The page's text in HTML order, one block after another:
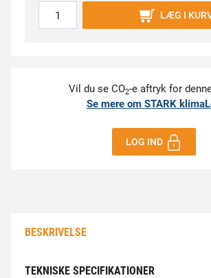
LÆG I
Vil du se CO2-e aftryk for
Se mere om STARK
LOG IND
BESKRIVELSE
TEKNISKE SPECIFIKATIONER